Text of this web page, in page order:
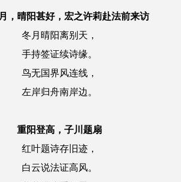
，晴阳甚好，宏之许莉赴法前来访
冬月晴阳离别天，
手持签证续诗缘。
鸟无国界风连线，
左岸归舟南岸边。
重阳登高，子川题扇
红叶题诗存旧迹，
白云说法证高风。